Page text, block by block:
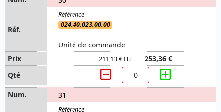
024.40.023.00.00
Unité de commande
211,13 € H.T 253,36 €
31